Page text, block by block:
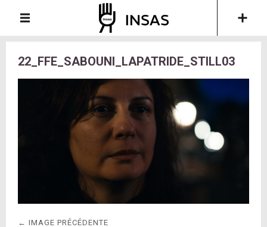
22_FFE_SABOUNI_LAPATRIDE_STILL03
← IMAGE PRÉCÉDENTE